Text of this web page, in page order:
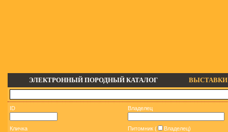
ЭЛЕКТРОННЫЙ ПОРОДНЫЙ КАТАЛОГ ВЫСТАВКИ
ID Владелец
Кличка Питомник ( Владелец)